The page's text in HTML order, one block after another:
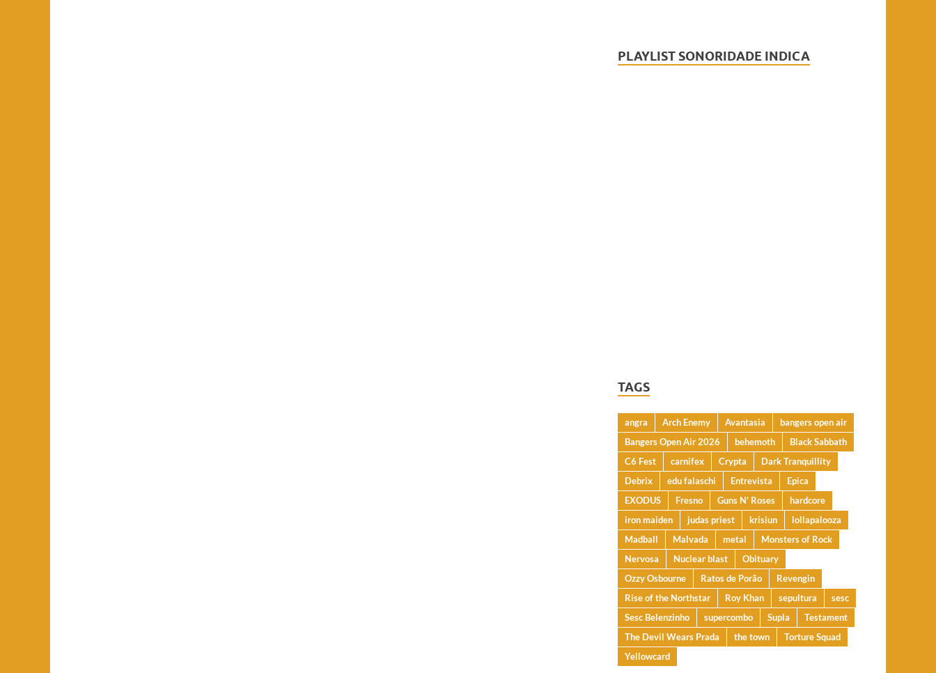
PLAYLIST SONORIDADE INDICA
TAGS
angra Arch Enemy Avantasia
bangers open air
Bangers Open Air 2026
behemoth
Black Sabbath
C6 Fest
carnifex Crypta
Dark Tranquillity
Debrix
edu falaschi Entrevista
Epica
EXODUS
Fresno Guns N' Roses
hardcore
iron maiden
judas priest krisiun
lollapalooza
Madball
Malvada metal
Monsters of Rock
Nervosa
Nuclear blast
Obituary
Ozzy Osbourne
Ratos de Porão
Revengin
Rise of the Northstar
Roy Khan sepultura
sesc
Sesc Belenzinho
supercombo Supla
Testament
The Devil Wears Prada
the town
Torture Squad
Yellowcard